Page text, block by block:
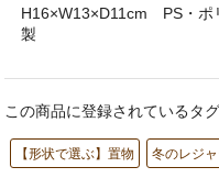
H16×W13×D11cm PS・ポ
製
この商品に登録されているタグ
【形状で選ぶ】置物 冬のレジ